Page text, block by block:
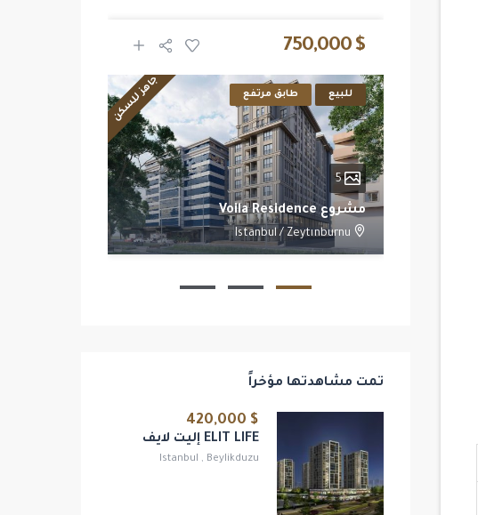
$ 750,000
للبيع طابق مرتفع جاهز للسكن
5
مشروع Voila Residence
Istanbul / Zeytınburnu
تمت مشاهدتها مؤخراً
$ 420,000
ELIT LIFE إليت لايف
Istanbul , Beylikduzu